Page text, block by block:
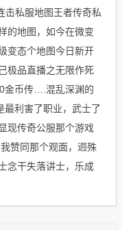
击私服地图王者传奇私
的地图，如今在微变
变态个地图今日新开
极品直播之无限作死
金币传….混乱深渊的
最利害了职业，武士了
现传奇公服那个游戏
赞同那个观面，迥殊
念干失落讲士，乐成